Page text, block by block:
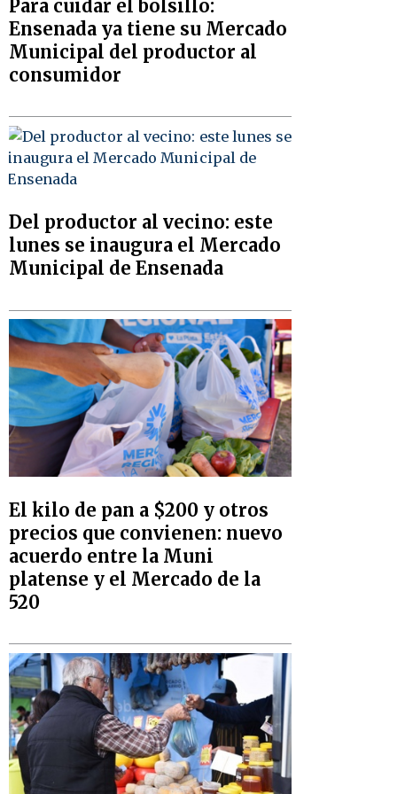
Para cuidar el bolsillo:
Ensenada ya tiene su Mercado
Municipal del productor al
consumidor
Del productor al vecino: este
lunes se inaugura el Mercado
Municipal de Ensenada
El kilo de pan a $200 y otros
precios que convienen: nuevo
acuerdo entre la Muni
platense y el Mercado de la
520